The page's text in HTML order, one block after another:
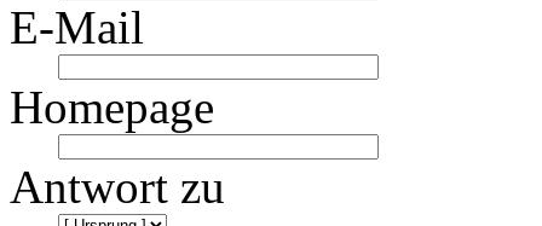
E-Mail
Homepage
Antwort zu